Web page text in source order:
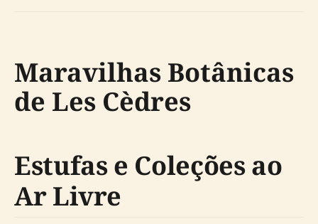
Maravilhas Botânicas
de Les Cèdres
Estufas e Coleções ao
Ar Livre